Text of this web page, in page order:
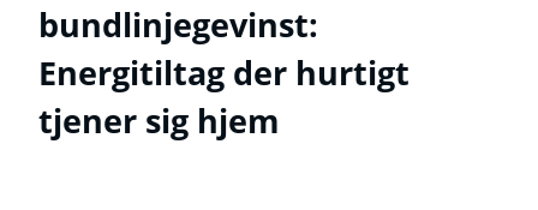
bundlinjegevinst:
Energitiltag der hurtigt
tjener sig hjem